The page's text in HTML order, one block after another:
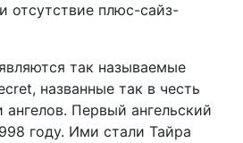
отсутствие плюс-сайз-
так называемые
названные так в честь
Первый ангельский
году. Ими стали Тайра